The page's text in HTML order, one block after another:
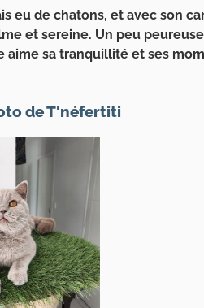
eu de chatons, et avec son
et sereine. Un peu
aime sa tranquillité et ses
de T'néfertiti